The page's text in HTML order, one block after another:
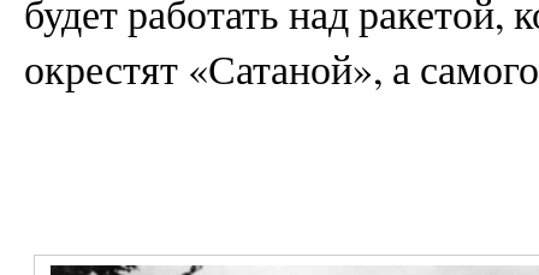
будет работать над
окрестят «Сатаной», а